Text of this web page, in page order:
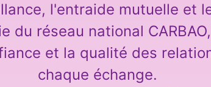
l'entraide mutuelle et
du réseau national
et la qualité des
chaque échange.